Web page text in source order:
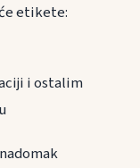
etikete:
i ostalim